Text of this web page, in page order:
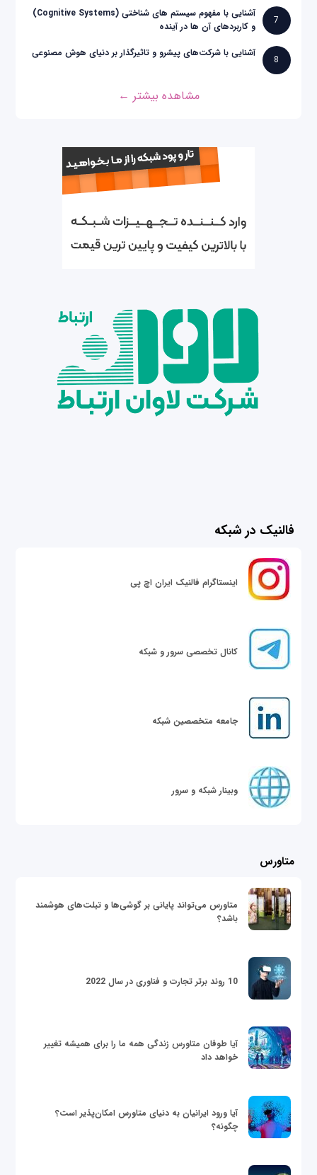
7
آشنایی با مفهوم سیستم های شناختی (Cognitive Systems)
و کاربردهای آن ها در آینده
8
آشنایی با شرکت‌های پیشرو و تاثیرگذار بر دنیای هوش مصنوعی
مشاهده بیشتر ←
فالنیک در شبکه
اینستاگرام فالنیک ایران اچ پی
کانال تخصصی سرور و شبکه
جامعه متخصصین شبکه
وبینار شبکه و سرور
متاورس
متاورس می‌تواند پایانی بر گوشی‌ها و تبلت‌های هوشمند
باشد؟
10 روند برتر تجارت و فناوری در سال 2022
آیا طوفان متاورس زندگی همه ما را برای همیشه تغییر
خواهد داد
آیا ورود ایرانیان به دنیای متاورس امکان‌پذیر است؟
چگونه؟